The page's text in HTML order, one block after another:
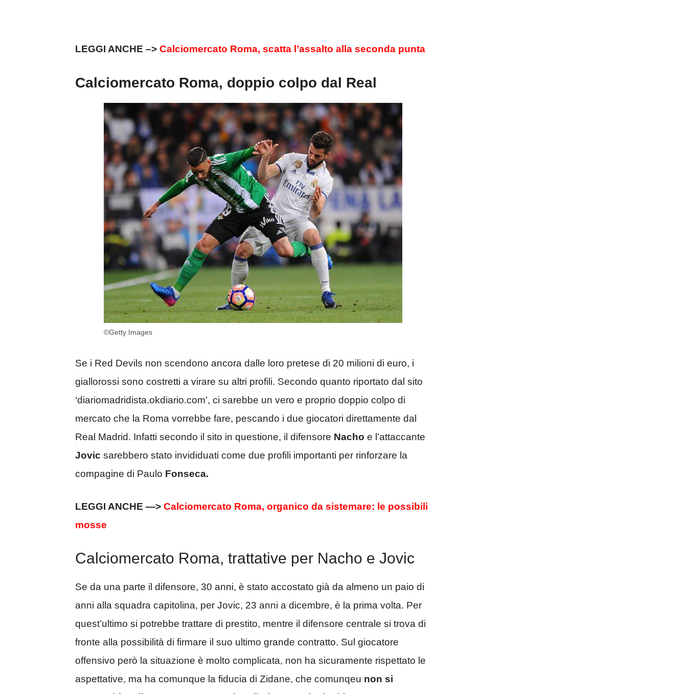
LEGGI ANCHE –> Calciomercato Roma, scatta l’assalto alla seconda punta
Calciomercato Roma, doppio colpo dal Real
©Getty Images
Se i Red Devils non scendono ancora dalle loro pretese di 20 milioni di euro, i
giallorossi sono costretti a virare su altri profili. Secondo quanto riportato dal sito
‘diariomadridista.okdiario.com’, ci sarebbe un vero e proprio doppio colpo di
mercato che la Roma vorrebbe fare, pescando i due giocatori direttamente dal
Real Madrid. Infatti secondo il sito in questione, il difensore Nacho e l’attaccante
Jovic sarebbero stato invididuati come due profili importanti per rinforzare la
compagine di Paulo Fonseca.
LEGGI ANCHE —> Calciomercato Roma, organico da sistemare: le possibili
mosse
Calciomercato Roma, trattative per Nacho e Jovic
Se da una parte il difensore, 30 anni, è stato accostato già da almeno un paio di
anni alla squadra capitolina, per Jovic, 23 anni a dicembre, è la prima volta. Per
quest’ultimo si potrebbe trattare di prestito, mentre il difensore centrale si trova di
fronte alla possibilità di firmare il suo ultimo grande contratto. Sul giocatore
offensivo però la situazione è molto complicata, non ha sicuramente rispettato le
aspettative, ma ha comunque la fiducia di Zidane, che comunqeu non si